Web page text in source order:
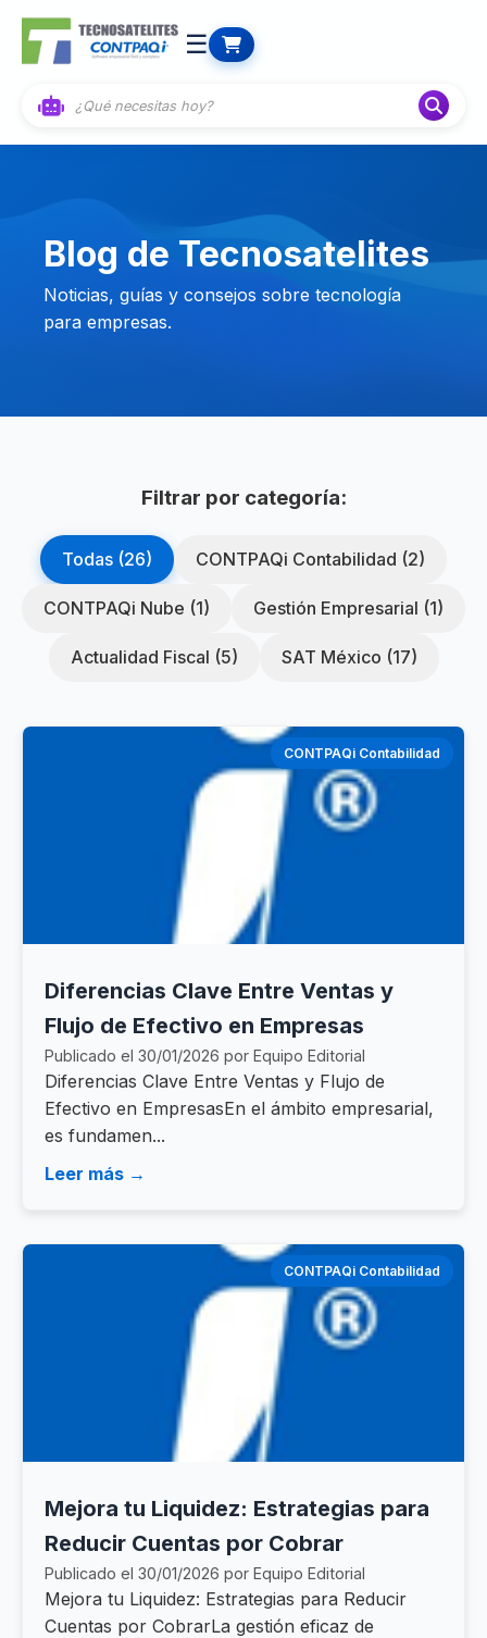
☰
Blog de Tecnosatelites
Noticias, guías y consejos sobre tecnología
para empresas.
Filtrar por categoría:
Todas (26) CONTPAQi Contabilidad (2)
CONTPAQi Nube (1) Gestión Empresarial (1)
Actualidad Fiscal (5) SAT México (17)
CONTPAQi Contabilidad
Diferencias Clave Entre Ventas y
Flujo de Efectivo en Empresas
Publicado el 30/01/2026 por Equipo Editorial
Diferencias Clave Entre Ventas y Flujo de
Efectivo en EmpresasEn el ámbito empresarial,
es fundamen...
Leer más →
CONTPAQi Contabilidad
Mejora tu Liquidez: Estrategias para
Reducir Cuentas por Cobrar
Publicado el 30/01/2026 por Equipo Editorial
Mejora tu Liquidez: Estrategias para Reducir
Cuentas por CobrarLa gestión eficaz de